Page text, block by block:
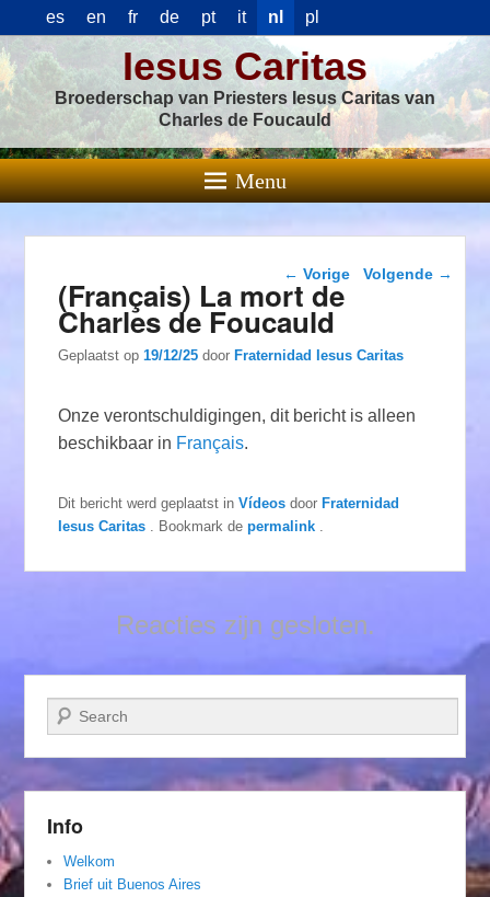
es en fr de pt it nl pl
Iesus Caritas
Broederschap van Priesters Iesus Caritas van
Charles de Foucauld
Menu
Berichtnavigatie
← Vorige Volgende →
(Français) La mort de
Charles de Foucauld
Geplaatst op19/12/25 doorFraternidad Iesus Caritas
Onze verontschuldigingen, dit bericht is alleen
beschikbaar in Français.
Dit bericht werd geplaatst inVídeos doorFraternidad
Iesus Caritas
. Bookmark depermalink
Reacties zijn gesloten.
Zoeken
Info
Welkom
Brief uit Buenos Aires